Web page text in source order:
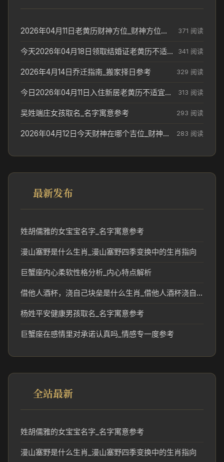
2026年04月11日老黄历财神方位_财神方位与供奉讲究 371 阅读
今天2026年04月18日领取结婚证老黄历不适合吗_领证日期参考 341 阅读
2026年4月14日乔迁指南_搬家择日参考 329 阅读
今日2026年04月11日入住新居老黄历不适宜吗_搬家择日参考 313 阅读
吴姓端庄女孩取名_名字寓意参考 293 阅读
2026年04月12日今天财神在哪个吉位_财神方位参考 283 阅读
最新发布
姓胡儒雅的女宝宝名字_名字寓意参考
漫山塞野是什么生肖_漫山塞野四季变换中的生肖指向
巨蟹座内心柔软性格分析_内心特点解析
借他人酒杯，浇自己块垒是什么生肖_借他人酒杯浇自己块垒暗示的生肖文化解读
杨姓平安健康男孩取名_名字寓意参考
巨蟹座在感情里对承诺认真吗_情感专一度参考
全站最新
姓胡儒雅的女宝宝名字_名字寓意参考
漫山塞野是什么生肖_漫山塞野四季变换中的生肖指向